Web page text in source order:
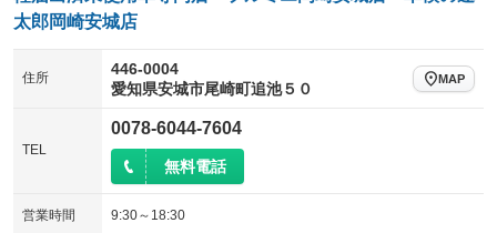
太郎岡崎安城店
住所
446-0004
愛知県安城市尾崎町追池５０
MAP
TEL
0078-6044-7604
無料電話
営業時間 9:30～18:30